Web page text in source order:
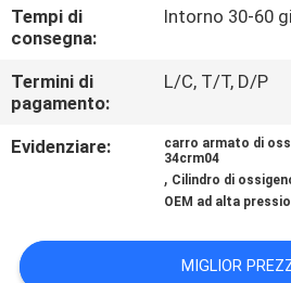
CONTATTICI
NOTIZIE
CITAZIONE
Tempi di
consegna:
Intorno 30-60
Termini di
pagamento:
L/C, T/T, D/P
Evidenziare:
carro armato di
34crm04
, Cilindro di
OEM ad alta
MIGLIOR